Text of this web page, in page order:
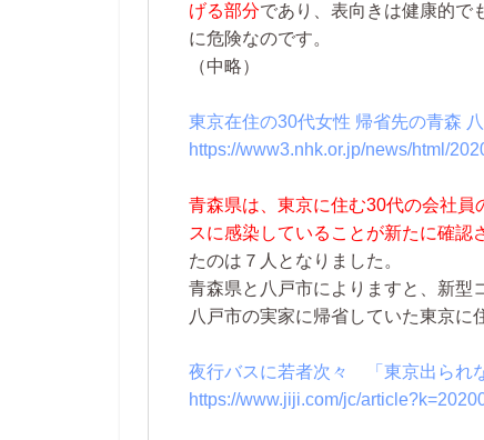
げる部分であり、表向きは健康的で
に危険なのです。
（中略）
東京在住の30代女性 帰省先の青森
https://www3.nhk.or.jp/news/html/
青森県は、東京に住む30代の会社
スに感染していることが新たに確認
たのは７人となりました。
青森県と八戸市によりますと、新型
八戸市の実家に帰省していた東京に
夜行バスに若者次々 「東京出られ
https://www.jiji.com/jc/